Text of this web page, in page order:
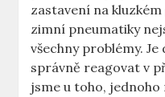
zastavení na
zimní pneumatiky
všechny problémy.
správně reagovat v
jsme u toho,